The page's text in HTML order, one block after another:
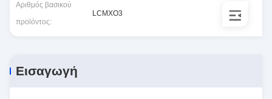
Αριθμός βασικού
προϊόντος:
LCMXO3
Εισαγωγή